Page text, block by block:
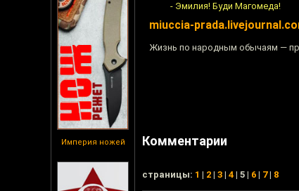
Империя ножей
- Эмилия! Буди Магомеда!
miuccia-
Жизнь по народным обычаям —
Комментарии
cтраницы: 1 | 2 | 3 | 4 | 5 | 6 | 7| 8